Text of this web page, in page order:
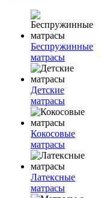
Беспружинные
матрасы
Детские
матрасы
Кокосовые
матрасы
Латексные
матрасы